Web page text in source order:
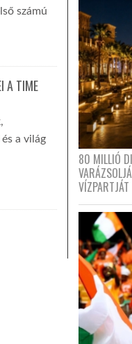
számú
A TIME
a világ
80 MILLIÓ
VÍZPARTJÁT